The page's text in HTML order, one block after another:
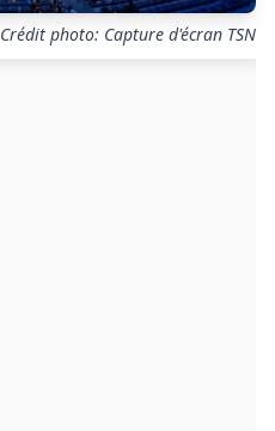
Crédit photo: Capture d'écran TSN